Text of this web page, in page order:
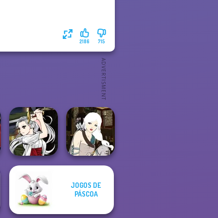
715
2186
Manga Creator
Vampire Hunter
P...
Manga Creator -
Fantasy World...
JOGOS DE
PÁSCOA